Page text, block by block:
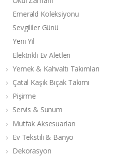
Emerald Koleksiyonu
Sevgililer Günü
Yeni Yıl
Elektrikli Ev Aletleri
Yemek & Kahvaltı Takımları
Çatal Kaşık Bıçak Takımı
Pişirme
Servis & Sunum
Mutfak Aksesuarları
Ev Tekstili & Banyo
Dekorasyon